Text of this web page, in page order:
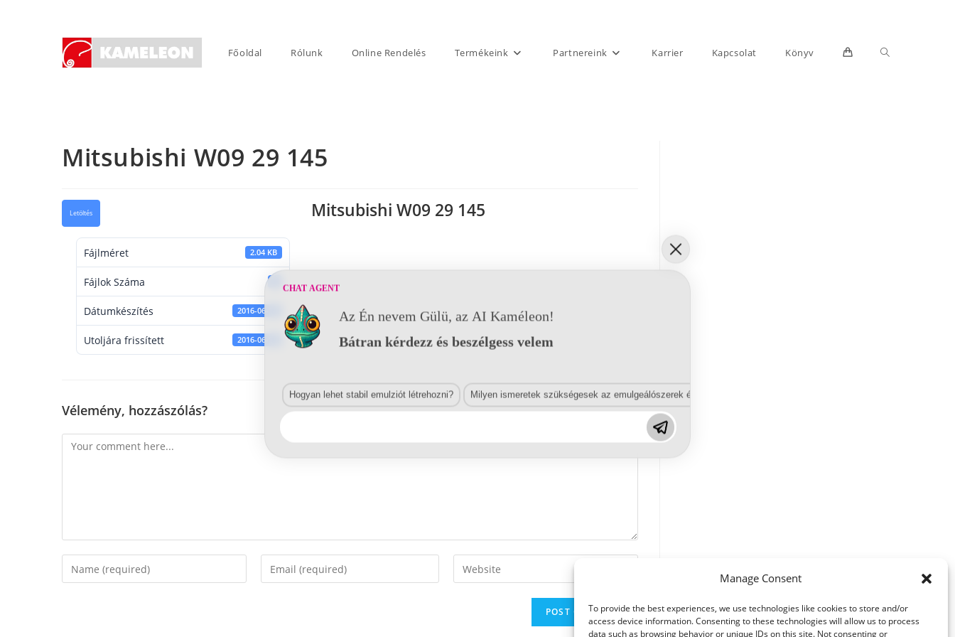
Manage Consent
To provide the best experiences, we use technologies like cookies to store and/or
access device information. Consenting to these technologies will allow us to process
data such as browsing behavior or unique IDs on this site. Not consenting or
Főoldal Rólunk Online Rendelés Termékeink Partnereink Karrier Kapcsolat Könyv Toggle
Mitsubishi W09 29 145
Letöltés
Fájlméret 2.04 KB
Fájlok Száma
Dátumkészítés 2016-06-14
Utoljára frissített 2016-06-14
Mitsubishi W09 29 145
Vélemény, hozzászólás?
Comment
Enter
your
Enter
your
Enter
your
CHAT AGENT
Az Én nevem Gülü, az AI Kaméleon!
Bátran kérdezz és beszélgess velem
Hogyan lehet stabil emulziót létrehozni? Milyen ismeretek szükségesek az emulgeálószerek és diszpergálószerek terén?